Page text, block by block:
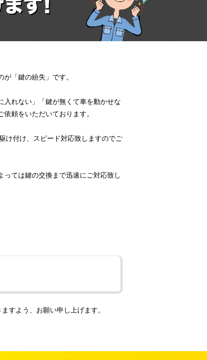
「鍵の紛失」です。
入れない」「鍵が無くて車を動かせな
頼をいただいております。
け付け、スピード対応致しますのでご
ては鍵の交換まで迅速にご対応致し
すよう、お願い申し上げます。